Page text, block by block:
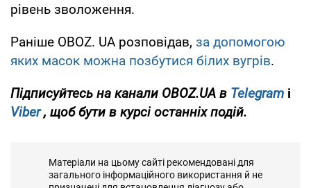
рівень зволоження.
Раніше OBOZ. UA розповідав, за допомогою
яких масок можна позбутися білих вугрів.
Підписуйтесь на канали OBOZ.UA в Telegram і
Viber , щоб бути в курсі останніх подій.
Матеріали на цьому сайті рекомендовані для
загального інформаційного використання й не